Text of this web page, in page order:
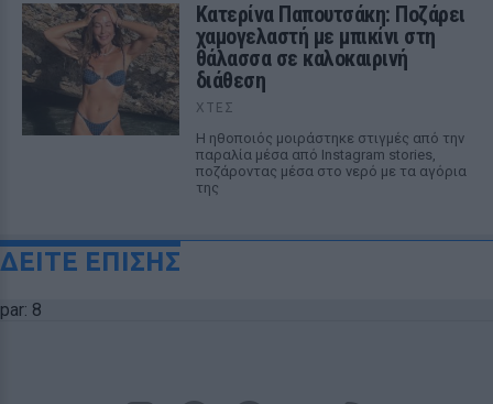
Κατερίνα Παπουτσάκη: Ποζάρει
χαμογελαστή με μπικίνι στη
θάλασσα σε καλοκαιρινή
διάθεση
ΧΤΕΣ
Η ηθοποιός μοιράστηκε στιγμές από την
παραλία μέσα από Instagram stories,
ποζάροντας μέσα στο νερό με τα αγόρια
της
ΔΕΙΤΕ ΕΠΙΣΗΣ
par: 8